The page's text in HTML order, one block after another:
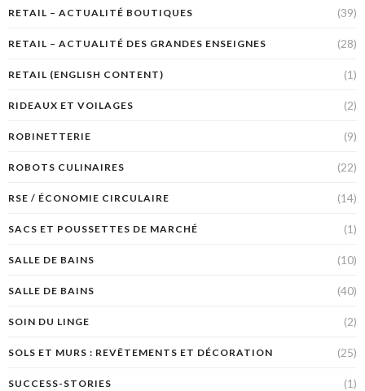
RETAIL – ACTUALITÉ BOUTIQUES (39)
RETAIL – ACTUALITÉ DES GRANDES ENSEIGNES (28)
RETAIL (ENGLISH CONTENT) (1)
RIDEAUX ET VOILAGES (2)
ROBINETTERIE (9)
ROBOTS CULINAIRES (22)
RSE / ÉCONOMIE CIRCULAIRE (14)
SACS ET POUSSETTES DE MARCHÉ (1)
SALLE DE BAINS (10)
SALLE DE BAINS (40)
SOIN DU LINGE (2)
SOLS ET MURS : REVÊTEMENTS ET DÉCORATION (25)
SUCCESS-STORIES (1)